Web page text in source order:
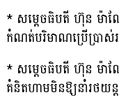
* សម្តេចធិបតី ហ៊ុន ម៉ាណ
កំណត់បរិមាណប្រើប្រាស់
* សម្តេចធិបតី ហ៊ុន ម៉ាណ
គំនិតហាមមិនឱ្យនាំរថយ